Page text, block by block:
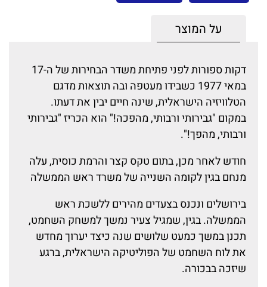
על המוצר
דקות ספורות לפני פתיחת משדר הבחירות של ה-17
במאי 1977 כשבידו מעטפה ובה תוצאות מדגם
הטלוויזיה הישראלית, שינה חיים יבין את דעתו.
במקום "גבירותי ורבותי, מהפכה!" הוא הכריז "גבירותי
ורבותי, מהפך!".
חודש לאחר מכן, בתום טקס קצר והרמת כוסית, עלה
מנחם בגין לקומה השנייה של משרד ראש הממשלה
בירושלים ונכנס בצעדים מהירים ללשכת ראש
הממשלה. בגין, שמגיל צעיר נמשך למשחק השחמט,
תכנן במשך כמעט שלושים שנה כיצד יערוך מחדש
את לוח השחמט של הפוליטיקה הישראלית, ברגע
שיזכה בבכורה.